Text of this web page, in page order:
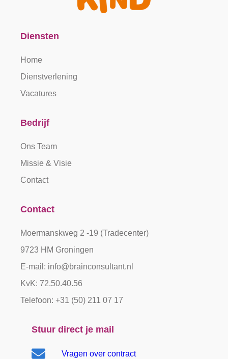
Diensten
Home
Dienstverlening
Vacatures
Bedrijf
Ons Team
Missie & Visie
Contact
Contact
Moermanskweg 2 -19 (Tradecenter)
9723 HM Groningen
E-mail: info@brainconsultant.nl
KvK: 72.50.40.56
Telefoon: +31 (50) 211 07 17
Stuur direct je mail
Vragen over contract